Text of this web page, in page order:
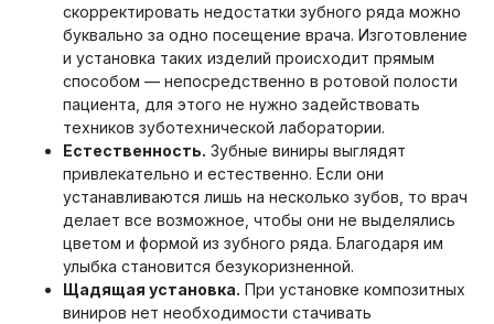
скорректировать недостатки зубного ряда можно
буквально за одно посещение врача. Изготовление
и установка таких изделий происходит прямым
способом — непосредственно в ротовой полости
пациента, для этого не нужно задействовать
техников зуботехнической лаборатории.
Естественность. Зубные виниры выглядят
привлекательно и естественно. Если они
устанавливаются лишь на несколько зубов, то врач
делает все возможное, чтобы они не выделялись
цветом и формой из зубного ряда. Благодаря им
улыбка становится безукоризненной.
Щадящая установка. При установке композитных
виниров нет необходимости стачивать